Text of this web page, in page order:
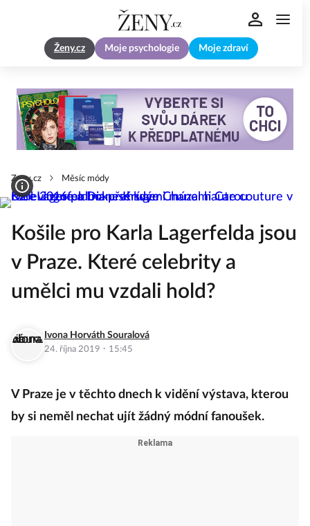
Ženy.cz Moje psychologie Moje zdraví
Zeny.cz Měsíc módy
Košile pro Karla Lagerfelda jsou
v Praze. Které celebrity a
umělci mu vzdali hold?
Ivona Horváth Souralová
24. října 2019 · 15:45
V Praze je v těchto dnech k vidění výstava, kterou
by si neměl nechat ujít žádný módní fanoušek.